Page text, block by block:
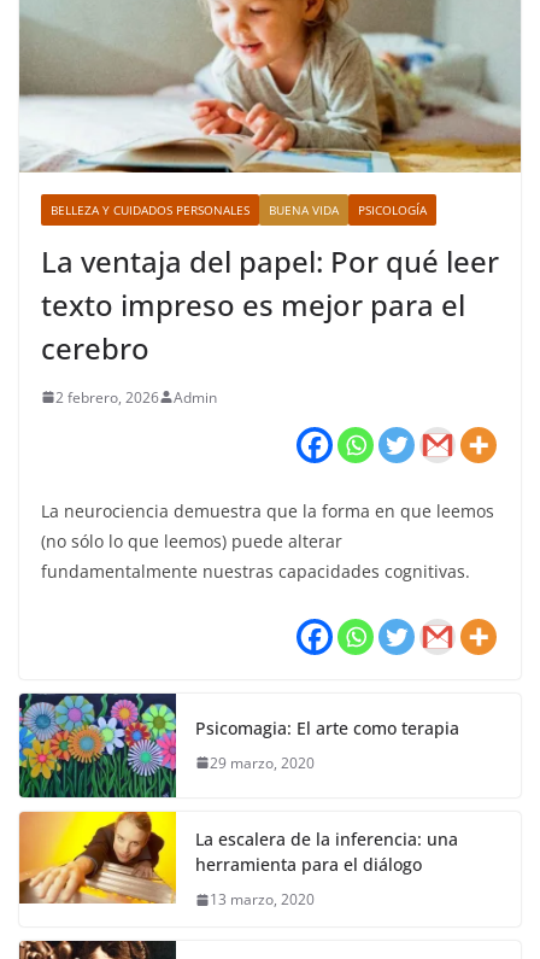
BELLEZA Y CUIDADOS PERSONALES BUENA VIDA PSICOLOGÍA
La ventaja del papel: Por qué leer
texto impreso es mejor para el
cerebro
2 febrero, 2026 Admin
La neurociencia demuestra que la forma en que leemos
(no sólo lo que leemos) puede alterar
fundamentalmente nuestras capacidades cognitivas.
Psicomagia: El arte como terapia
29 marzo, 2020
La escalera de la inferencia: una
herramienta para el diálogo
13 marzo, 2020